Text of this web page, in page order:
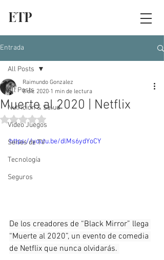
ETP
Entrada
All Posts
Nutrición & Salud
Video Juegos
Series de TV
Tecnología
Seguros
All Posts
Muerte al 2020 | Netflix
Raimundo Gonzalez
8 dic 2020 1 min de lectura
Obtuvo NaN de 5 estrellas.
https://youtu.be/dlMs6ydYoCY
De los creadores de “Black Mirror” llega
“Muerte al 2020”, un evento de comedia
de Netflix que nunca olvidarás.